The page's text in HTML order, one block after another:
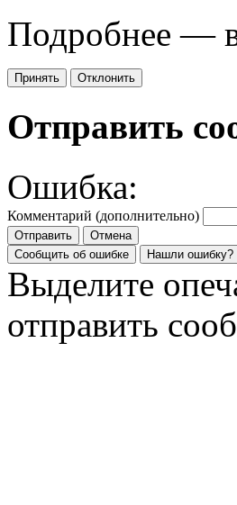
Подробнее —
Принять Отклонить
Отправить
Ошибка:
Комментарий (дополнительно)
Отправить
Отмена
Сообщить об ошибке
Нашли ошибку?
Выделите
отправить